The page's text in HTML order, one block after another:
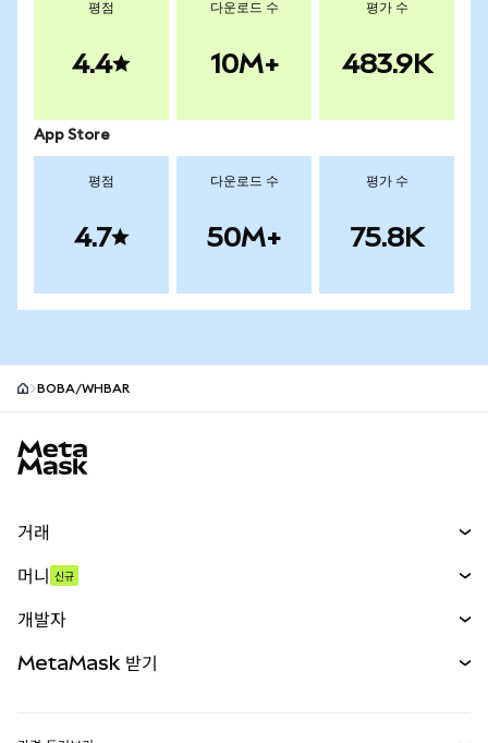
평점
4.4
다운로드 수
10M+
평가 수
483.9K
App Store
평점
4.7
다운로드 수
50M+
평가 수
75.8K
BOBA/WHBAR
거래
무기한 선물
실물자산
머니 신규
개발자
MetaMask 받기